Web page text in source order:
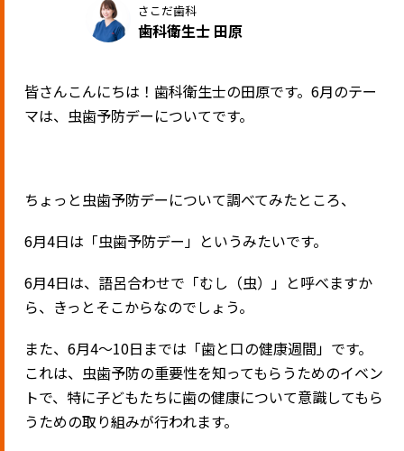
さこだ歯科
歯科衛生士 田原
皆さんこんにちは！歯科衛生士の田原です。6月のテー
マは、虫歯予防デーについてです。
ちょっと虫歯予防デーについて調べてみたところ、
6月4日は「虫歯予防デー」というみたいです。
6月4日は、語呂合わせで「むし（虫）」と呼べますか
ら、きっとそこからなのでしょう。
また、6月4〜10日までは「歯と口の健康週間」です。
これは、虫歯予防の重要性を知ってもらうためのイベン
トで、特に子どもたちに歯の健康について意識してもら
うための取り組みが行われます。